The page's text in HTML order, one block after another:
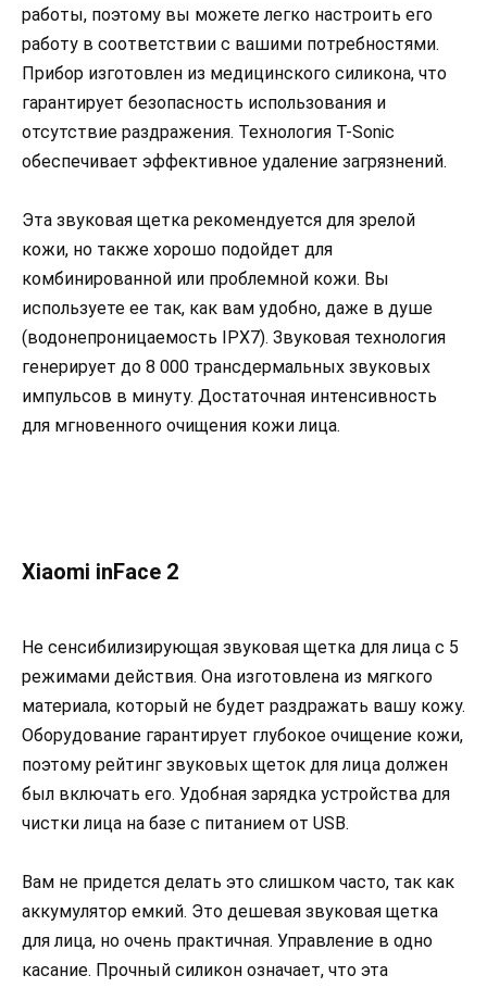
работы, поэтому вы можете легко настроить его
работу в соответствии с вашими потребностями.
Прибор изготовлен из медицинского силикона, что
гарантирует безопасность использования и
отсутствие раздражения. Технология T-Sonic
обеспечивает эффективное удаление загрязнений.
Эта звуковая щетка рекомендуется для зрелой
кожи, но также хорошо подойдет для
комбинированной или проблемной кожи. Вы
используете ее так, как вам удобно, даже в душе
(водонепроницаемость IPX7). Звуковая технология
генерирует до 8 000 трансдермальных звуковых
импульсов в минуту. Достаточная интенсивность
для мгновенного очищения кожи лица.
Xiaomi inFace 2
Не сенсибилизирующая звуковая щетка для лица с 5
режимами действия. Она изготовлена из мягкого
материала, который не будет раздражать вашу кожу.
Оборудование гарантирует глубокое очищение кожи,
поэтому рейтинг звуковых щеток для лица должен
был включать его. Удобная зарядка устройства для
чистки лица на базе с питанием от USB.
Вам не придется делать это слишком часто, так как
аккумулятор емкий. Это дешевая звуковая щетка
для лица, но очень практичная. Управление в одно
касание. Прочный силикон означает, что эта